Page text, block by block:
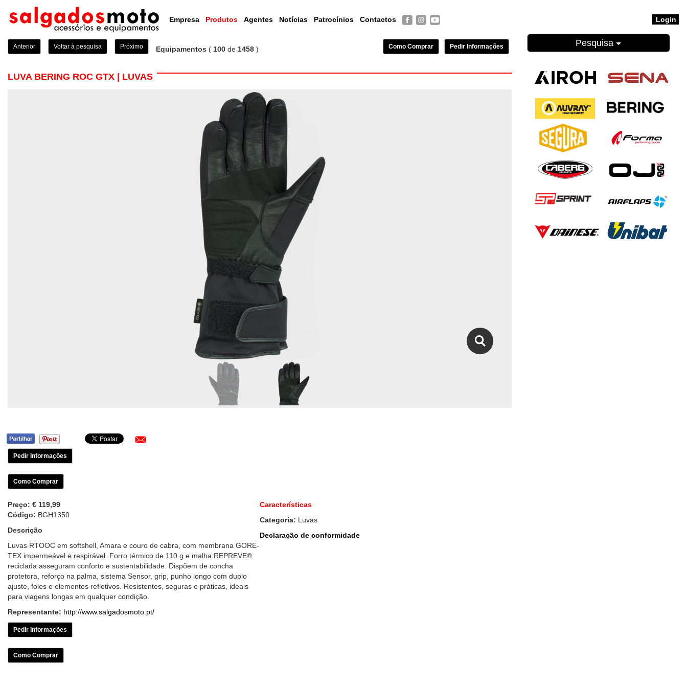
Empresa Produtos Agentes Notícias Patrocínios Contactos Login
Anterior Voltar à pesquisa Próximo Equipamentos ( 100 de 1458 ) Pedir Informações
Como Comprar
LUVA BERING ROC GTX | LUVAS
Pedir Informações
Como Comprar
Preço: € 119,99
Código: BGH1350
Descrição
Luvas RTOOC em softshell, Amara e couro de cabra, com membrana GORE-
TEX impermeável e respirável. Forro térmico de 110 g e malha REPREVE®
reciclada asseguram conforto e sustentabilidade. Dispõem de concha
protetora, reforço na palma, sistema Sensor, grip, punho longo com duplo
ajuste, foles e elementos refletivos. Resistentes, seguras e práticas, ideais
para viagens longas em qualquer condição.
Representante: http://www.salgadosmoto.pt/
Características
Categoria: Luvas
Declaração de conformidade
Pedir Informações
Como Comprar
Pesquisa